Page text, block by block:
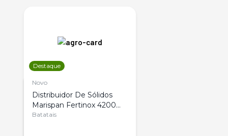
Destaque
Novo
Distribuidor De Sólidos
Marispan Fertinox 4200
Citrus
Batatais